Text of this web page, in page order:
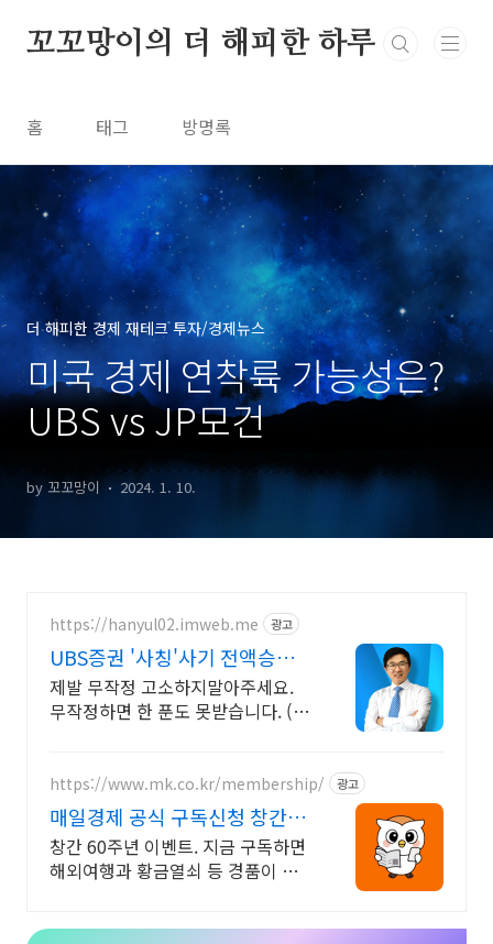
꼬꼬망이의 더 해피한 하루
홈 태그 방명록
더 해피한 경제 재테크 투자/경제뉴스
미국 경제 연착륙 가능성은?
UBS vs JP모건
by 꼬꼬망이 2024. 1. 10.
https://hanyul02.imweb.me 광고
UBS증권 '사칭'사기 전액승소
(3억7천) 사례보유
제발 무작정 고소하지말아주세요.
무작정하면 한 푼도 못받습니다. (법
https://www.mk.co.kr/membership/ 광고
매일경제 공식 구독신청 창간
60주년 이벤트
창간 60주년 이벤트. 지금 구독하면
해외여행과 황금열쇠 등 경품이 한